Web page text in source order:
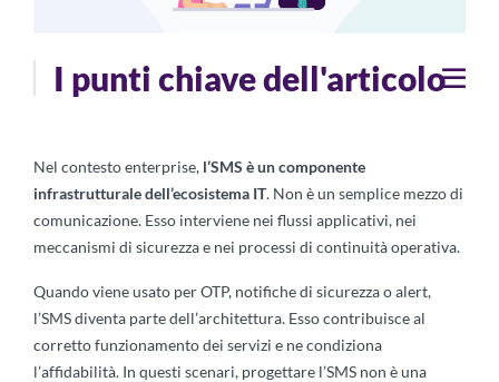
I punti chiave dell'articolo
Nel contesto enterprise, l’SMS è un componente
infrastrutturale dell’ecosistema IT. Non è un semplice mezzo di
comunicazione. Esso interviene nei flussi applicativi, nei
meccanismi di sicurezza e nei processi di continuità operativa.
Quando viene usato per OTP, notifiche di sicurezza o alert,
l’SMS diventa parte dell’architettura. Esso contribuisce al
corretto funzionamento dei servizi e ne condiziona
l’affidabilità. In questi scenari, progettare l’SMS non è una